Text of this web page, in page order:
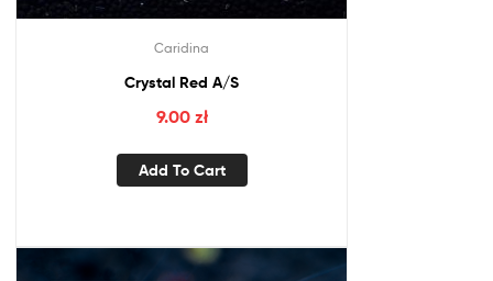
Caridina
Crystal Red A/S
9.00 zł
Add To Cart